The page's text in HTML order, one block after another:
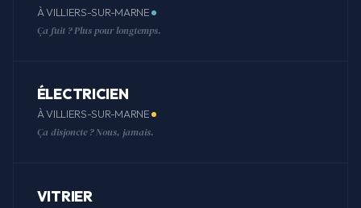
À VILLIERS-SUR-MARNE
Ça fuit ? Plus pour longtemps.
ÉLECTRICIEN
À VILLIERS-SUR-MARNE
Ça disjoncte ? Nous, jamais.
VITRIER